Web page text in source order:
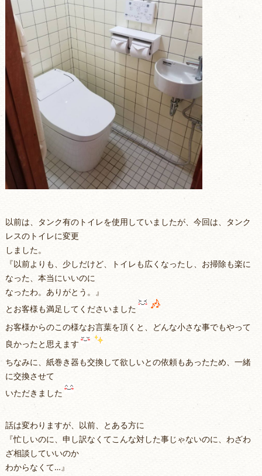
以前は、タンク有のトイレを使用していましたが、今回は、タンク
レスのトイレに変更
しました。
『以前よりも、少しだけど、トイレも広くなったし、お掃除も楽に
なった、本当にいいのに
なったわ。ありがとう。』
とお客様も満足してくださいました
お客様からのこの様なお言葉を頂くと、どんな小さな事でもやって
良かったと思えます
ちなみに、紙巻き器も交換して欲しいとの依頼もあったため、一緒
に交換させて
いただきました
話は変わりますが、以前、とある方に
『忙しいのに、申し訳なくてこんな対した事じゃないのに、わざわ
ざ相談していいのか
わからなくて…』